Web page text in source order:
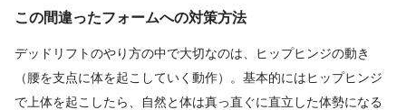
この間違ったフォームへの対策方法
デッドリフトのやり方の中で大切なのは、ヒップヒンジの動き
（腰を支点に体を起こしていく動作）。 基本的にはヒップヒンジ
で上体を起こしたら、自然と体は真っ直ぐに直立した体勢になる